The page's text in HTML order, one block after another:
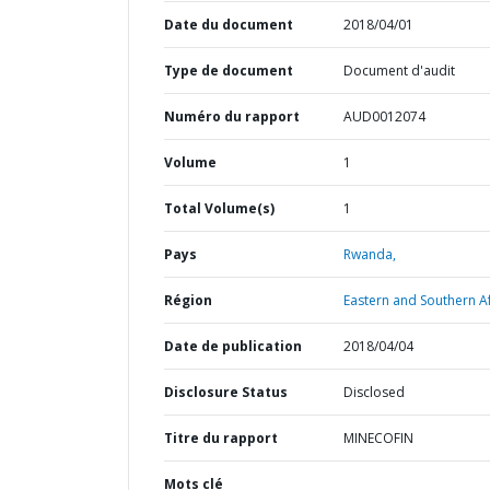
Date du document 2018/04/01
Type de document Document d'audit
Numéro du rapport AUD0012074
Volume 1
Total Volume(s) 1
Pays Rwanda,
Région Eastern and Southern
Date de publication 2018/04/04
Disclosure Status Disclosed
Titre du rapport MINECOFIN
Mots clé